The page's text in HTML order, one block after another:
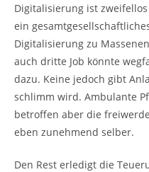
Digitalisierung ist
ein
Digitalisierung zu
auch dritte Job könnte
dazu. Keine jedoch gibt
schlimm wird. Ambulante
betroffen aber die
eben zunehmend selber.
Den Rest erledigt die